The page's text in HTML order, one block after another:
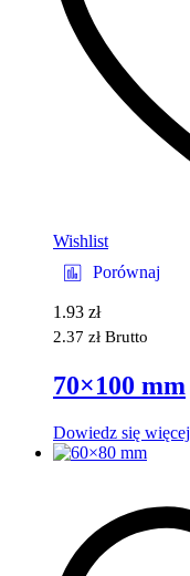
Wishlist
Porównaj
1.93 zł
2.37 zł Brutto
70×100 mm
Dowiedz się więcej